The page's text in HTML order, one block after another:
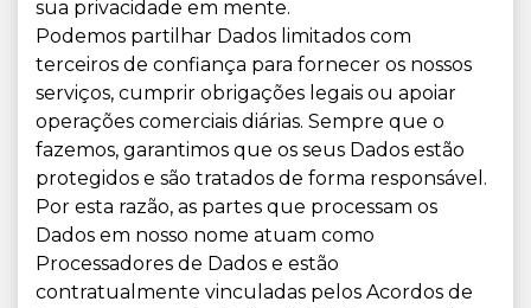
sua privacidade em mente.
Podemos partilhar Dados limitados com
terceiros de confiança para fornecer os nossos
serviços, cumprir obrigações legais ou apoiar
operações comerciais diárias. Sempre que o
fazemos, garantimos que os seus Dados estão
protegidos e são tratados de forma responsável.
Por esta razão, as partes que processam os
Dados em nosso nome atuam como
Processadores de Dados e estão
contratualmente vinculadas pelos Acordos de